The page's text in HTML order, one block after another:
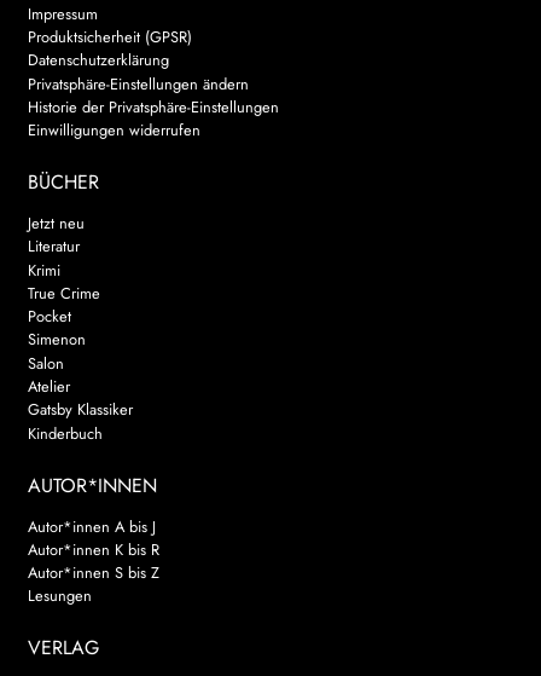
Impressum
Produktsicherheit (GPSR)
Datenschutzerklärung
Privatsphäre-Einstellungen ändern
Historie der Privatsphäre-Einstellungen
Einwilligungen widerrufen
BÜCHER
Jetzt neu
Literatur
Krimi
True Crime
Pocket
Simenon
Salon
Atelier
Gatsby Klassiker
Kinderbuch
AUTOR*INNEN
Autor*innen A bis J
Autor*innen K bis R
Autor*innen S bis Z
Lesungen
VERLAG